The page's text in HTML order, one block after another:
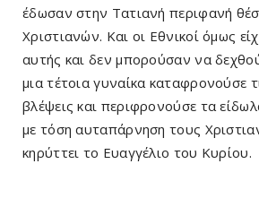
έδωσαν στην Τατιανή περιφανή
Χριστιανών. Και οι Εθνικοί όμως
αυτής και δεν μπορούσαν να
μια τέτοια γυναίκα καταφρονούσε
βλέψεις και περιφρονούσε τα
με τόση αυταπάρνηση τους
κηρύττει το Ευαγγέλιο του Κυρίου.